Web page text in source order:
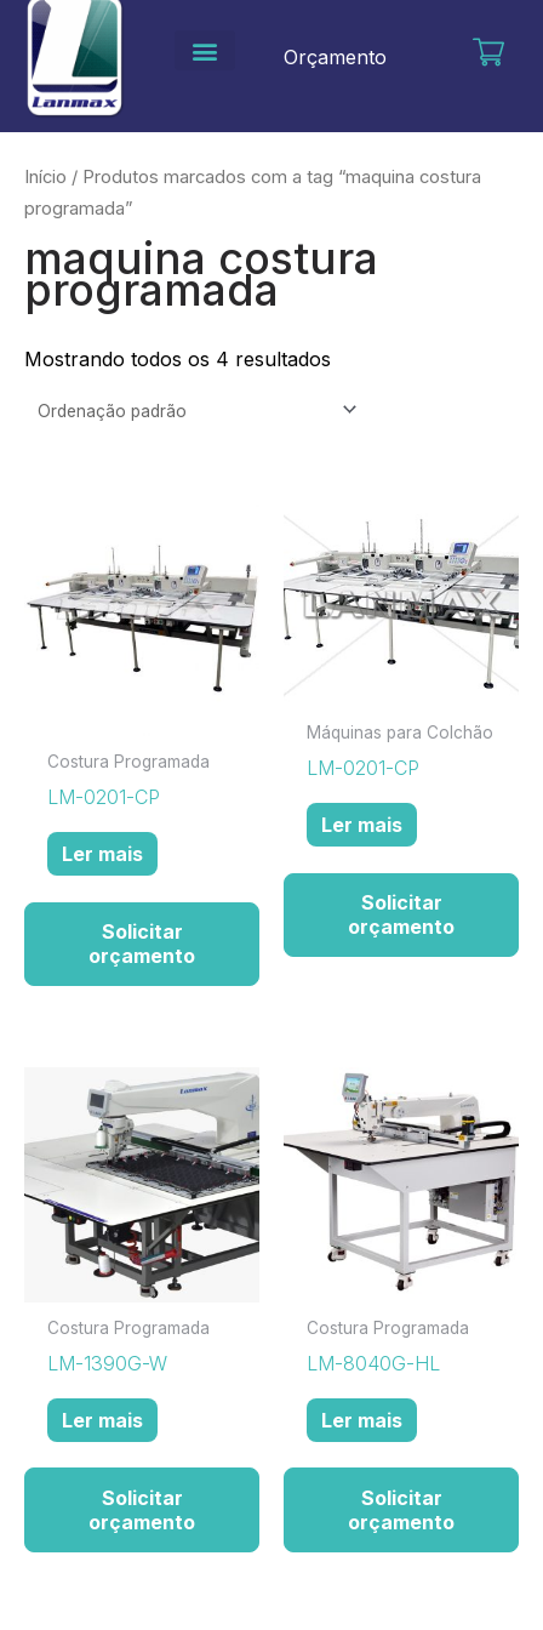
para
conteúdo
Orçamento
Início / Produtos marcados com a tag “maquina costura
programada”
maquina costura
programada
Mostrando todos os 4 resultados
Costura Programada
LM-0201-CP
Ler mais
Solicitar
orçamento
Máquinas para Colchão
LM-0201-CP
Ler mais
Solicitar
orçamento
Costura Programada
LM-1390G-W
Ler mais
Solicitar
orçamento
Costura Programada
LM-8040G-HL
Ler mais
Solicitar
orçamento